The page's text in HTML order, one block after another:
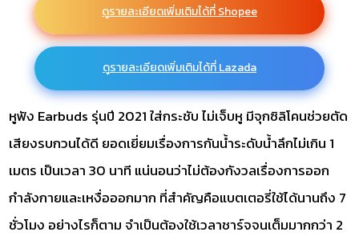
ดูรายละเอียดเพิ่มเติมได้ที่ Shopee
ดูรายละเอียดเพิ่มเติมได้ที่ Lazada
หูฟัง Earbuds รุ่นปี 2021 ใส่กระชับ ไม่เจ็บหู มีจุกซิลิโคนช่วยตัด
เสียงรบกวนได้ดี ยอดเยี่ยมเรื่องการกันน้ำระดับน้ำลึกไม่เกิน 1
เมตร เป็นเวลา 30 นาที แน่นอนว่าไม่ต้องกังวลเรื่องการออก
กำลังกายและเหงื่อออกมาก ที่สำคัญคือแบตเตอรี่ใช้ได้นานถึง 7
ชั่วโมง อย่างไรก็ตาม จำเป็นต้องใช้เวลาชาร์จจนเต็มมากกว่า 2